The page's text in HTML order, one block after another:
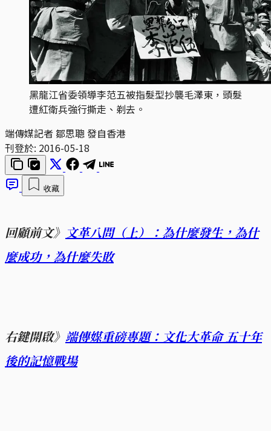
黑龍江省委領導李范五被指髮型抄襲毛澤東，頭髮
遭紅衛兵強行撕走、剃去。
端傳媒記者 鄒思聰 發自香港
刊登於: 2016-05-18
收藏
回顧前文》 文革八問（上）：為什麼發生，為什
麼成功，為什麼失敗
右鍵開啟》 端傳媒重磅專題：文化大革命 五十年
後的記憶戰場